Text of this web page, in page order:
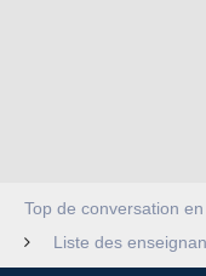
Top de conversation
Liste des